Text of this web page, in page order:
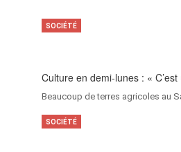
Culture en demi-lunes : «
Beaucoup de terres agricoles au
SOCIÉTÉ
SOCIÉTÉ